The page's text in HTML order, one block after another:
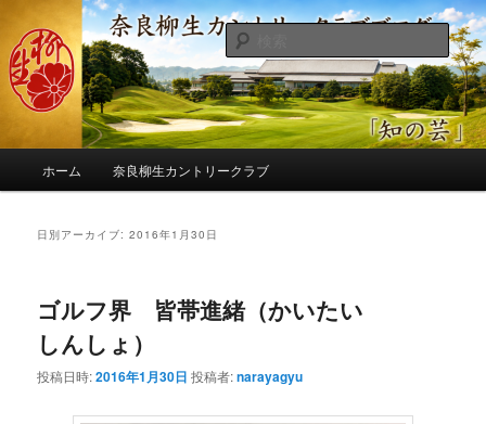
ン
コ
ン
へ
コ
ン
ツ
移
奈良柳生カントリークラブ総支配人
ブログ
季節の話題、クラブの出来事、コースの改修・更新作業、ゴルフに関する随
筆、喜怒哀楽などを気まぐれに発信します。
検
索
ホーム 奈良柳生カントリークラブ
日別アーカイブ:2016年1月30日
ゴルフ界 皆帯進緒（かいたい
しんしょ）
投稿日時:2016年1月30日 投稿者:narayagyu